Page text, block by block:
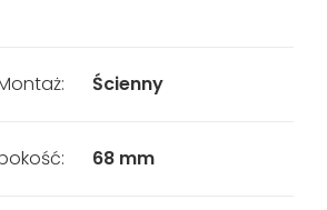
Ścienny
68 mm